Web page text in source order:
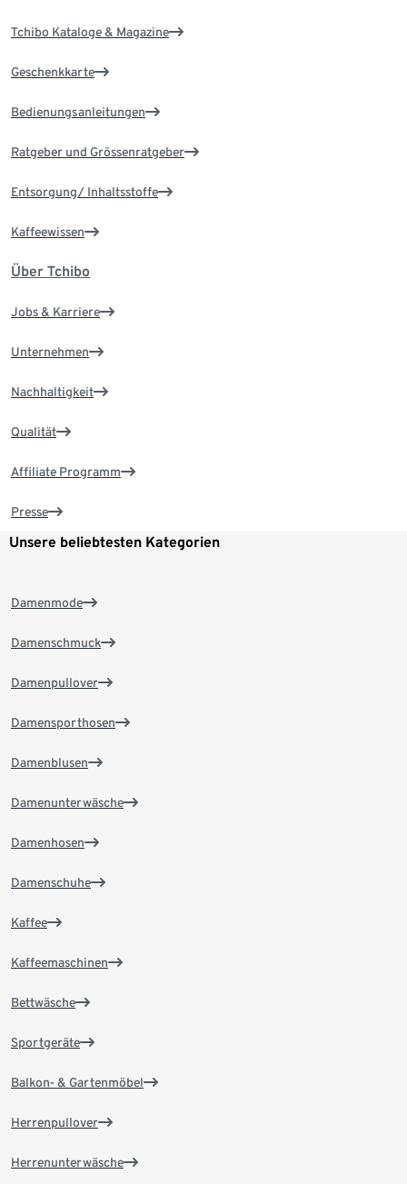
Tchibo Kataloge & Magazine
Geschenkkarte
Bedienungsanleitungen
Ratgeber und Grössenratgeber
Entsorgung/ Inhaltsstoffe
Kaffeewissen
Über Tchibo
Jobs & Karriere
Unternehmen
Nachhaltigkeit
Qualität
Affiliate Programm
Presse
Unsere beliebtesten Kategorien
Damenmode
Damenschmuck
Damenpullover
Damensporthosen
Damenblusen
Damenunterwäsche
Damenhosen
Damenschuhe
Kaffee
Kaffeemaschinen
Bettwäsche
Sportgeräte
Balkon- & Gartenmöbel
Herrenpullover
Herrenunterwäsche